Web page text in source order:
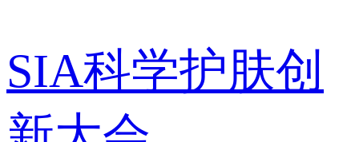
SIA科学护肤创